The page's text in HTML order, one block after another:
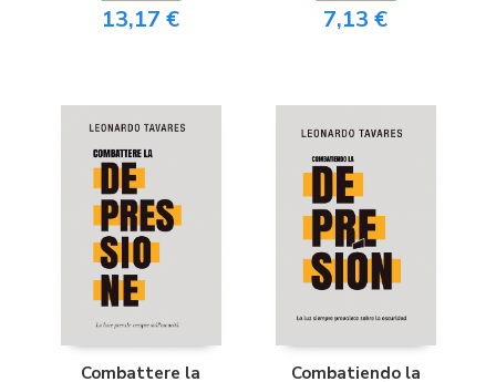
13,17 € 7,13 €
Combattere la
Combatiendo la